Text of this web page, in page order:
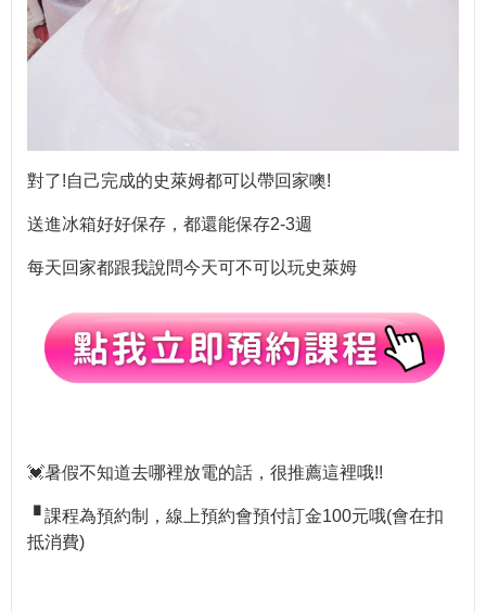
對了!自己完成的史萊姆都可以帶回家噢!
送進冰箱好好保存，都還能保存2-3週
每天回家都跟我說問今天可不可以玩史萊姆
💓暑假不知道去哪裡放電的話，很推薦這裡哦!!
▝ 課程為預約制，線上預約會預付訂金100元哦(會在扣
抵消費)